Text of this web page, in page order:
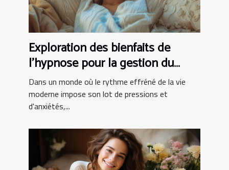
Exploration des bienfaits de
l'hypnose pour la gestion du
stress
Dans un monde où le rythme effréné de la vie
moderne impose son lot de pressions et
d'anxiétés,...